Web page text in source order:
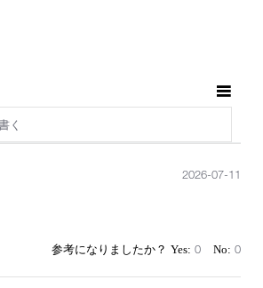
く
2026-07-11
0 0